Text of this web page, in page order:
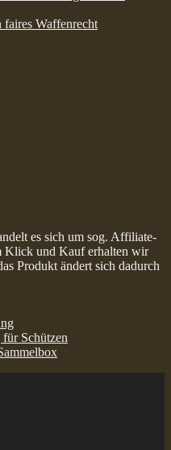
es sich um sog. Affiliate-
Klick und Kauf erhalten wir
Produkt ändert sich dadurch